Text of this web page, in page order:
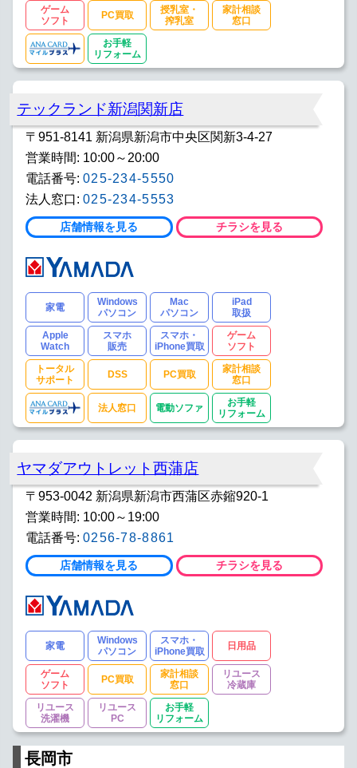
ゲーム
ソフト
PC買取
授乳室・
搾乳室
家計相談
窓口
お手軽
リフォーム
テックランド新潟関新店
〒951-8141 新潟県新潟市中央区関新3-4-27
営業時間: 10:00～20:00
電話番号: 025-234-5550
法人窓口: 025-234-5553
店舗情報を見る チラシを見る
家電
Windows
パソコン
Mac
パソコン
iPad
取扱
Apple
Watch
スマホ
販売
スマホ・
iPhone買取
ゲーム
ソフト
トータル
サポート
DSS PC買取
家計相談
窓口
法人窓口 電動ソファ
お手軽
リフォーム
ヤマダアウトレット西蒲店
〒953-0042 新潟県新潟市西蒲区赤鏥920-1
営業時間: 10:00～19:00
電話番号: 0256-78-8861
店舗情報を見る チラシを見る
家電
Windows
パソコン
スマホ・
iPhone買取
日用品
ゲーム
ソフト
PC買取
家計相談
窓口
リユース
冷蔵庫
リユース
洗濯機
リユース
PC
お手軽
リフォーム
長岡市